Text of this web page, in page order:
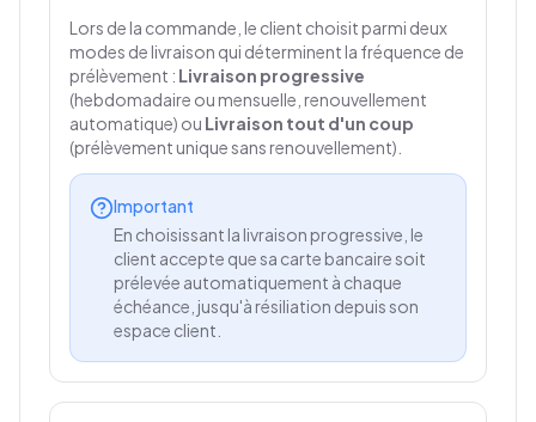
Lors de la commande, le client choisit parmi deux
modes de livraison qui déterminent la fréquence de
prélèvement : Livraison progressive
(hebdomadaire ou mensuelle, renouvellement
automatique) ou Livraison tout d'un coup
(prélèvement unique sans renouvellement).
Important
En choisissant la livraison progressive, le
client accepte que sa carte bancaire soit
prélevée automatiquement à chaque
échéance, jusqu'à résiliation depuis son
espace client.